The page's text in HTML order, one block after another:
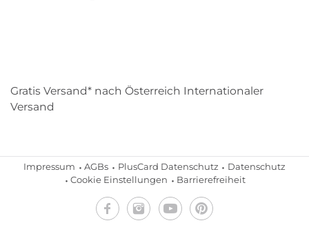
Gratis Versand* nach Österreich Internationaler
Versand
Impressum AGBs PlusCard Datenschutz
Datenschutz
Cookie Einstellungen
Barrierefreiheit